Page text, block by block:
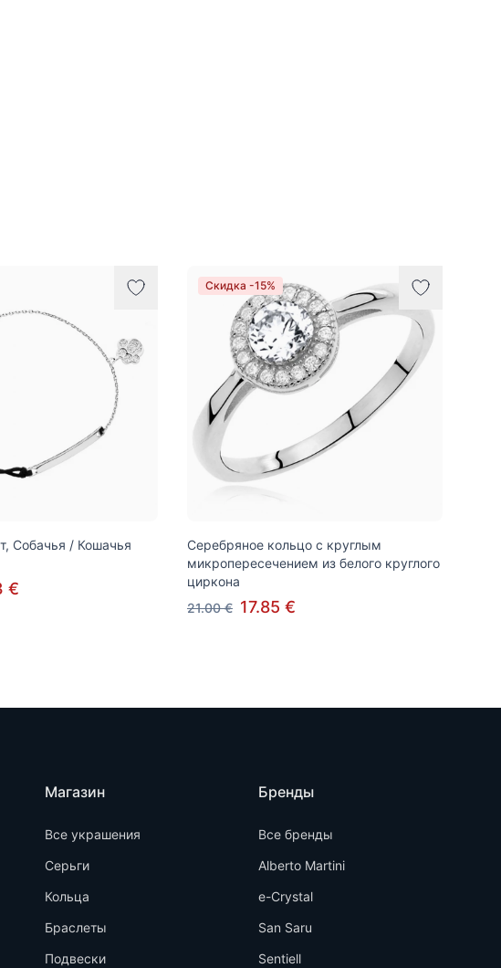
Собачья / Кошачья
€
Скидка -15%
Серебряное кольцо с круглым
микропересечением из белого круглого
циркона
21.00 € 17.85 €
Магазин
Все украшения
Серьги
Кольца
Браслеты
Подвески
Бренды
Все бренды
Alberto Martini
e-Crystal
San Saru
Sentiell